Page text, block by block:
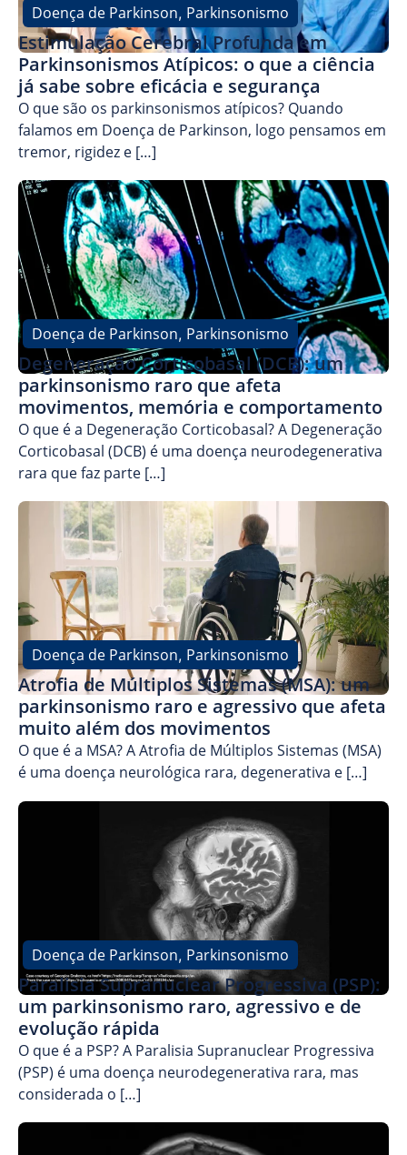
Doença de Parkinson, Parkinsonismo
Estimulação Cerebral Profunda em
Parkinsonismos Atípicos: o que a ciência
já sabe sobre eficácia e segurança
O que são os parkinsonismos atípicos? Quando
falamos em Doença de Parkinson, logo pensamos em
tremor, rigidez e […]
Doença de Parkinson, Parkinsonismo
Degeneração Corticobasal (DCB): um
parkinsonismo raro que afeta
movimentos, memória e comportamento
O que é a Degeneração Corticobasal? A Degeneração
Corticobasal (DCB) é uma doença neurodegenerativa
rara que faz parte […]
Doença de Parkinson, Parkinsonismo
Atrofia de Múltiplos Sistemas (MSA): um
parkinsonismo raro e agressivo que afeta
muito além dos movimentos
O que é a MSA? A Atrofia de Múltiplos Sistemas (MSA)
é uma doença neurológica rara, degenerativa e […]
Doença de Parkinson, Parkinsonismo
Paralisia Supranuclear Progressiva (PSP):
um parkinsonismo raro, agressivo e de
evolução rápida
O que é a PSP? A Paralisia Supranuclear Progressiva
(PSP) é uma doença neurodegenerativa rara, mas
considerada o […]